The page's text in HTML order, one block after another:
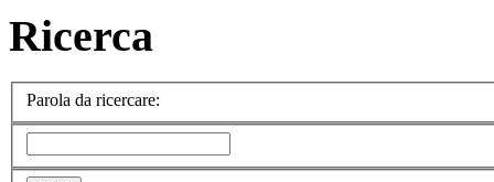
Ricerca
Parola da ricercare: